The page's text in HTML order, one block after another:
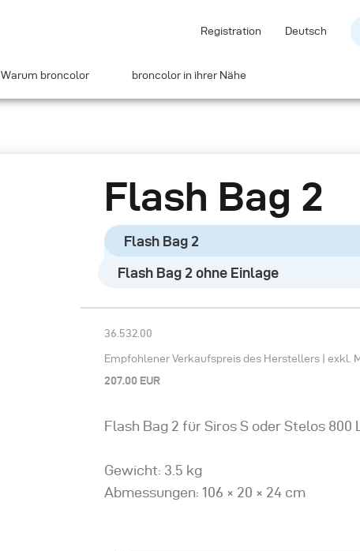
Registration Deutsch
Warum broncolor broncolor in ihrer Nähe
Flash Bag 2
Flash Bag 2
Flash Bag 2 ohne Einlage
36.532.00
Empfohlener Verkaufspreis des Herstellers | exkl.
207.00 EUR
Flash Bag 2 für Siros S oder Stelos 800 L
Gewicht: 3.5 kg
Abmessungen: 106 × 20 × 24 cm